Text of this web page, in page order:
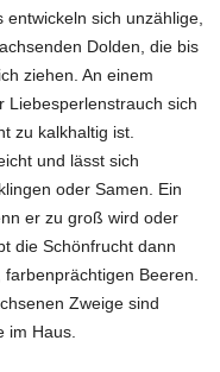
sich unzählige,
Dolden, die bis
ziehen. An einem
Liebesperlenstrauch sich
zu kalkhaltig ist.
und lässt sich
oder Samen. Ein
er zu groß wird oder
die Schönfrucht dann
Beeren.
Zweige sind
im Haus.